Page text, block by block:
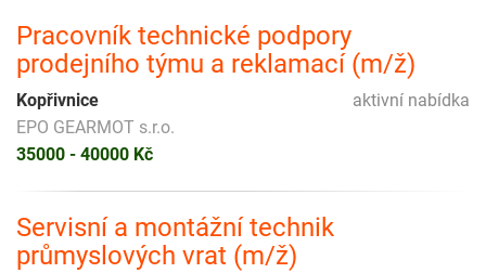
Pracovník technické podpory
prodejního týmu a reklamací (m/ž)
aktivní nabídka
Kopřivnice
EPO GEARMOT s.r.o.
35000 - 40000 Kč
Servisní a montážní technik
průmyslových vrat (m/ž)